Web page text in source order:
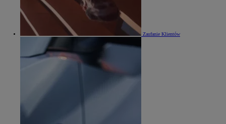
Zaufanie Klientów